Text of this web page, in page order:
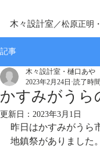
木々設計室 ／松原正明
記事
かすみがうら
木々設計室・樋口あや
2023年2月24日 読了時
更新日： 2023年3月1日
昨日はかすみがうら
地鎮祭がありました。